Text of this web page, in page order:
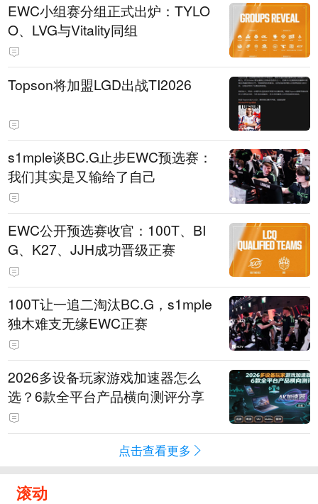
EWC小组赛分组正式出炉：TYLO
O、LVG与Vitality同组
Topson将加盟LGD出战TI2026
s1mple谈BC.G止步EWC预选赛：
我们其实是又输给了自己
EWC公开预选赛收官：100T、BI
G、K27、JJH成功晋级正赛
100T让一追二淘汰BC.G，s1mple
独木难支无缘EWC正赛
2026多设备玩家游戏加速器怎么
选？6款全平台产品横向测评分享
点击查看更多
滚动